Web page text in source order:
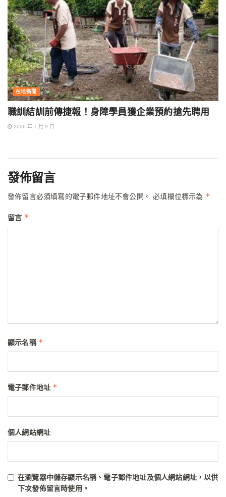
在地新聞
職訓結訓前傳捷報！身障學員獲企業預約搶先聘用
2026 年 7 月 9 日
發佈留言
發佈留言必須填寫的電子郵件地址不會公開。 必填欄位標示為 *
留言 *
顯示名稱 *
電子郵件地址 *
個人網站網址
在瀏覽器中儲存顯示名稱、電子郵件地址及個人網站網址，以供
下次發佈留言時使用。